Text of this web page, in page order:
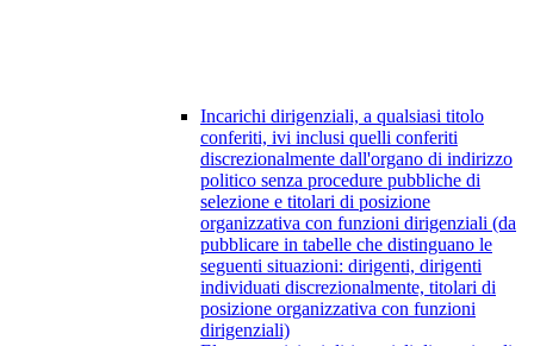
Incarichi dirigenziali, a qualsiasi titolo
conferiti, ivi inclusi quelli conferiti
discrezionalmente dall'organo di indirizzo
politico senza procedure pubbliche di
selezione e titolari di posizione
organizzativa con funzioni dirigenziali (da
pubblicare in tabelle che distinguano le
seguenti situazioni: dirigenti, dirigenti
individuati discrezionalmente, titolari di
posizione organizzativa con funzioni
dirigenziali)